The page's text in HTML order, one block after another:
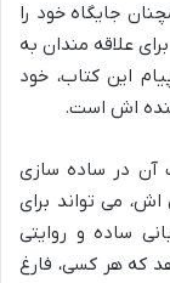
جایگاه خود را
علاقه مندان به
این کتاب، خود
اش است.
آن در ساده سازی
می تواند برای
ساده و روایتی
که هر کسی، فارغ